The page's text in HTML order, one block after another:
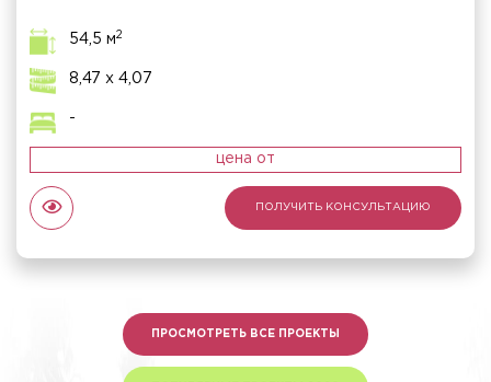
54,5 м 2
8,47 x 4,07
-
цена от
ПОЛУЧИТЬ КОНСУЛЬТАЦИЮ
ПРОСМОТРЕТЬ ВСЕ ПРОЕКТЫ